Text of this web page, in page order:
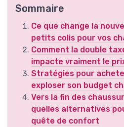
Sommaire
Ce que change la
petits colis pour vos
Comment la double
impacte vraiment le
Stratégies pour
exploser son budget
Vers la fin des
quelles alternatives
quête de confort